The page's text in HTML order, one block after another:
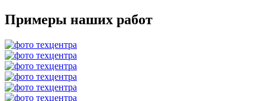
Примеры наших работ